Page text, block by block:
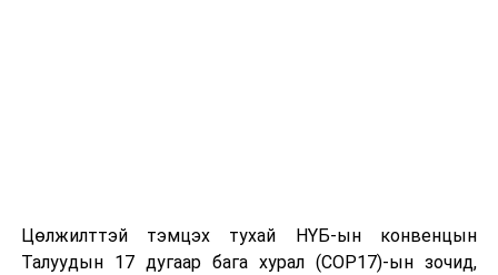
Цөлжилттэй тэмцэх тухай НҮБ-ын конвенцын
Талуудын 17 дугаар бага хурал (COP17)-ын зочид,